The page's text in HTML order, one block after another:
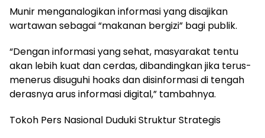
Munir menganalogikan informasi yang disajikan
wartawan sebagai “makanan bergizi” bagi publik.
“Dengan informasi yang sehat, masyarakat tentu
akan lebih kuat dan cerdas, dibandingkan jika terus-
menerus disuguhi hoaks dan disinformasi di tengah
derasnya arus informasi digital,” tambahnya.
Tokoh Pers Nasional Duduki Struktur Strategis